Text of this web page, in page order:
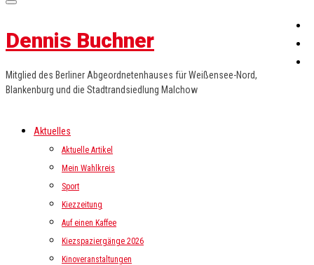
Dennis Buchner
Mitglied des Berliner Abgeordnetenhauses für Weißensee-Nord,
Blankenburg und die Stadtrandsiedlung Malchow
Aktuelles
Aktuelle Artikel
Mein Wahlkreis
Sport
Kiezzeitung
Auf einen Kaffee
Kiezspaziergänge 2026
Kinoveranstaltungen